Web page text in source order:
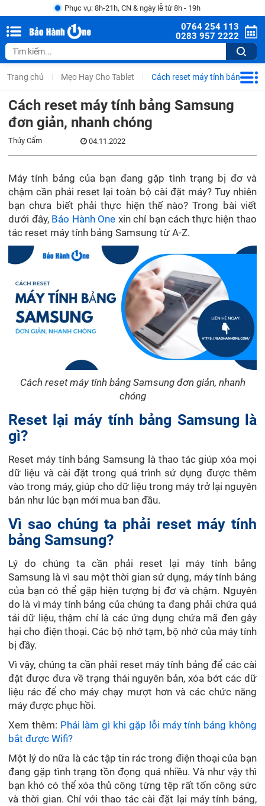
Phục vụ: 8h-21h, CN & ngày lễ từ 8h - 19h
0764 254 113
0283 957 2222
Trang chủ Mẹo Hay Cho Tablet Cách reset máy tính bảng
Cách reset máy tính bảng Samsung
đơn giản, nhanh chóng
Thúy Cẩm 04.11.2022
Máy tính bảng của bạn đang gặp tình trạng bị đơ và
chậm cần phải reset lại toàn bộ cài đặt máy? Tuy nhiên
bạn chưa biết phải thực hiện thế nào? Trong bài viết
dưới đây, Bảo Hành One xin chỉ bạn cách thực hiện thao
tác reset máy tính bảng Samsung từ A-Z.
Cách reset máy tính bảng Samsung đơn giản, nhanh
chóng
Reset lại máy tính bảng Samsung là
gì?
Reset máy tính bảng Samsung là thao tác giúp xóa mọi
dữ liệu và cài đặt trong quá trình sử dụng được thêm
vào trong máy, giúp cho dữ liệu trong máy trở lại nguyên
bản như lúc bạn mới mua ban đầu.
Vì sao chúng ta phải reset máy tính
bảng Samsung?
Lý do chúng ta cần phải reset lại máy tính bảng
Samsung là vì sau một thời gian sử dụng, máy tính bảng
của bạn có thể gặp hiện tượng bị đơ và chậm. Nguyên
do là vì máy tính bảng của chúng ta đang phải chứa quá
tải dữ liệu, thậm chí là các ứng dụng chứa mã đen gây
hại cho điện thoại. Các bộ nhớ tạm, bộ nhớ của máy tính
bị đầy.
Vì vậy, chúng ta cần phải reset máy tính bảng để các cài
đặt được đưa về trạng thái nguyên bản, xóa bớt các dữ
liệu rác để cho máy chạy mượt hơn và các chức năng
máy được phục hồi.
Xem thêm: Phải làm gì khi gặp lỗi máy tính bảng không
bắt được Wifi?
Một lý do nữa là các tập tin rác trong điện thoại của bạn
đang gặp tình trạng tồn đọng quá nhiều. Và như vậy thì
bạn khó có thể xóa thủ công từng tệp rất tốn công sức
và thời gian. Chỉ với thao tác cài đặt lại máy tính bảng,